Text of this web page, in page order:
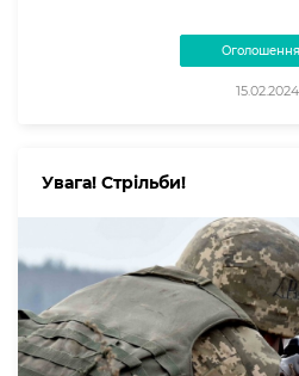
Оголошення
15.02.2024
Увага! Стрільби!